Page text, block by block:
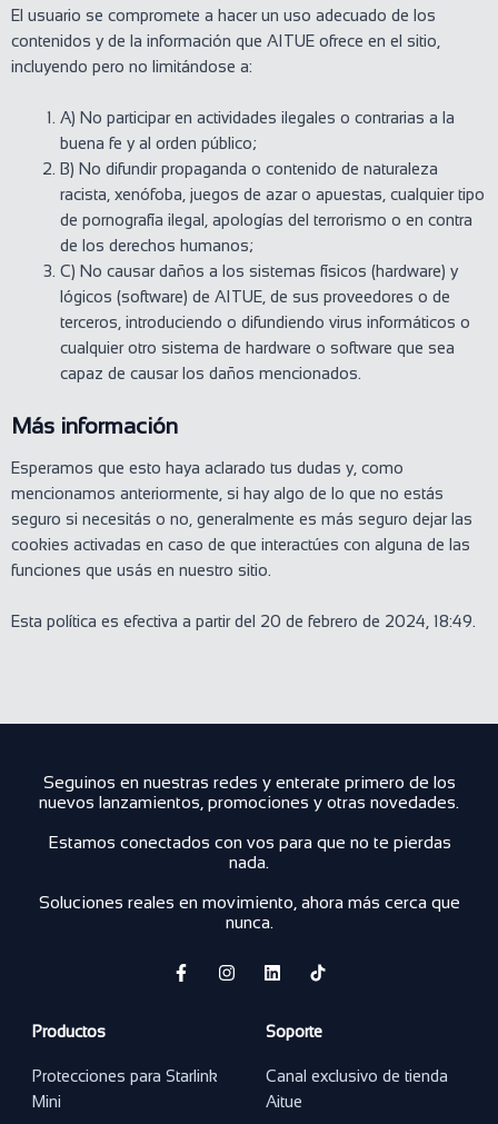
El usuario se compromete a hacer un uso adecuado de los
contenidos y de la información que AITUE ofrece en el sitio,
incluyendo pero no limitándose a:
A) No participar en actividades ilegales o contrarias a la
buena fe y al orden público;
B) No difundir propaganda o contenido de naturaleza
racista, xenófoba, juegos de azar o apuestas, cualquier tipo
de pornografía ilegal, apologías del terrorismo o en contra
de los derechos humanos;
C) No causar daños a los sistemas físicos (hardware) y
lógicos (software) de AITUE, de sus proveedores o de
terceros, introduciendo o difundiendo virus informáticos o
cualquier otro sistema de hardware o software que sea
capaz de causar los daños mencionados.
Más información
Esperamos que esto haya aclarado tus dudas y, como
mencionamos anteriormente, si hay algo de lo que no estás
seguro si necesitás o no, generalmente es más seguro dejar las
cookies activadas en caso de que interactúes con alguna de las
funciones que usás en nuestro sitio.
Esta política es efectiva a partir del 20 de febrero de 2024, 18:49.
Seguinos en nuestras redes y enterate primero de los
nuevos lanzamientos, promociones y otras novedades.
Estamos conectados con vos para que no te pierdas
nada.
Soluciones reales en movimiento, ahora más cerca que
nunca.
F
a
o
k
I
n
L
i
e
i
n
Productos
Protecciones para Starlink
Mini
Soporte
Canal exclusivo de tienda
Aitue